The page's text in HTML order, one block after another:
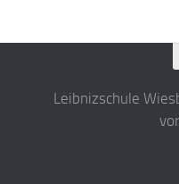
Leibnizschule